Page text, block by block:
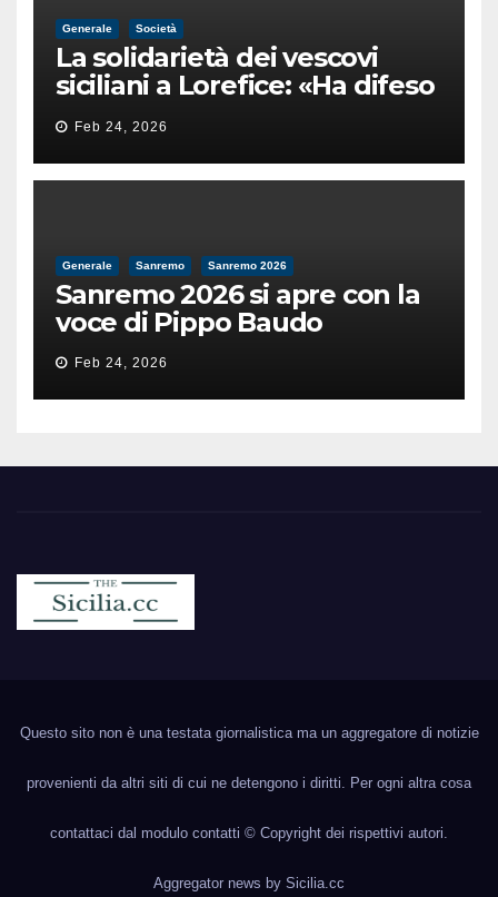
Generale Società
La solidarietà dei vescovi
siciliani a Lorefice: «Ha difeso
il valore e la dignità
dell’umanità»
Feb 24, 2026
Generale Sanremo Sanremo 2026
Sanremo 2026 si apre con la
voce di Pippo Baudo
Feb 24, 2026
Questo sito non è una testata giornalistica ma un aggregatore di notizie
provenienti da altri siti di cui ne detengono i diritti. Per ogni altra cosa
contattaci dal modulo contatti © Copyright dei rispettivi autori.
Aggregator news by Sicilia.cc